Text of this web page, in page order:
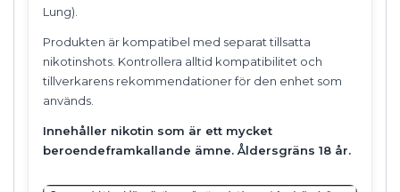
Lung).
Produkten är kompatibel med separat tillsatta
nikotinshots. Kontrollera alltid kompatibilitet och
tillverkarens rekommendationer för den enhet som
används.
Innehåller nikotin som är ett mycket
beroendeframkallande ämne. Åldersgräns 18 år.